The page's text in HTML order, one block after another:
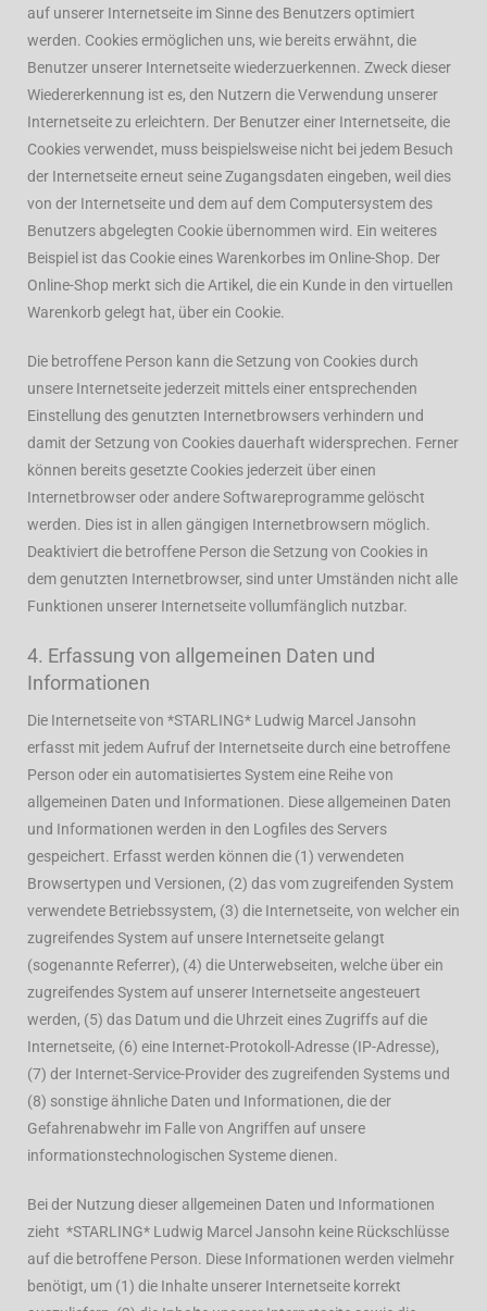
auf unserer Internetseite im Sinne des Benutzers optimiert
werden. Cookies ermöglichen uns, wie bereits erwähnt, die
Benutzer unserer Internetseite wiederzuerkennen. Zweck dieser
Wiedererkennung ist es, den Nutzern die Verwendung unserer
Internetseite zu erleichtern. Der Benutzer einer Internetseite, die
Cookies verwendet, muss beispielsweise nicht bei jedem Besuch
der Internetseite erneut seine Zugangsdaten eingeben, weil dies
von der Internetseite und dem auf dem Computersystem des
Benutzers abgelegten Cookie übernommen wird. Ein weiteres
Beispiel ist das Cookie eines Warenkorbes im Online-Shop. Der
Online-Shop merkt sich die Artikel, die ein Kunde in den virtuellen
Warenkorb gelegt hat, über ein Cookie.
Die betroffene Person kann die Setzung von Cookies durch
unsere Internetseite jederzeit mittels einer entsprechenden
Einstellung des genutzten Internetbrowsers verhindern und
damit der Setzung von Cookies dauerhaft widersprechen. Ferner
können bereits gesetzte Cookies jederzeit über einen
Internetbrowser oder andere Softwareprogramme gelöscht
werden. Dies ist in allen gängigen Internetbrowsern möglich.
Deaktiviert die betroffene Person die Setzung von Cookies in
dem genutzten Internetbrowser, sind unter Umständen nicht alle
Funktionen unserer Internetseite vollumfänglich nutzbar.
4. Erfassung von allgemeinen Daten und
Informationen
Die Internetseite von *STARLING* Ludwig Marcel Jansohn
erfasst mit jedem Aufruf der Internetseite durch eine betroffene
Person oder ein automatisiertes System eine Reihe von
allgemeinen Daten und Informationen. Diese allgemeinen Daten
und Informationen werden in den Logfiles des Servers
gespeichert. Erfasst werden können die (1) verwendeten
Browsertypen und Versionen, (2) das vom zugreifenden System
verwendete Betriebssystem, (3) die Internetseite, von welcher ein
zugreifendes System auf unsere Internetseite gelangt
(sogenannte Referrer), (4) die Unterwebseiten, welche über ein
zugreifendes System auf unserer Internetseite angesteuert
werden, (5) das Datum und die Uhrzeit eines Zugriffs auf die
Internetseite, (6) eine Internet-Protokoll-Adresse (IP-Adresse),
(7) der Internet-Service-Provider des zugreifenden Systems und
(8) sonstige ähnliche Daten und Informationen, die der
Gefahrenabwehr im Falle von Angriffen auf unsere
informationstechnologischen Systeme dienen.
Bei der Nutzung dieser allgemeinen Daten und Informationen
zieht *STARLING* Ludwig Marcel Jansohn keine Rückschlüsse
auf die betroffene Person. Diese Informationen werden vielmehr
benötigt, um (1) die Inhalte unserer Internetseite korrekt